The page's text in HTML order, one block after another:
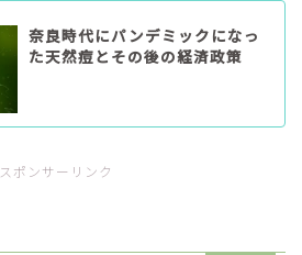
奈良時代にパンデミックになっ
た天然痘とその後の経済政策
スポンサーリンク